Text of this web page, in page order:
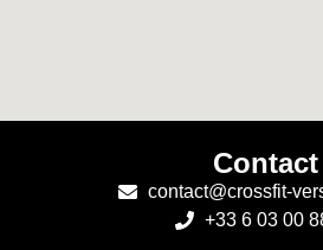
Contact
contact@crossfit-
+33 6 03 00